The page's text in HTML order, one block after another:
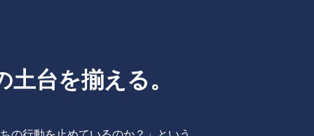
台を揃える。